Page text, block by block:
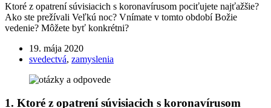
Ktoré z opatrení súvisiacich s koronavírusom pociťujete najťažšie?
Ako ste prežívali Veľkú noc? Vnímate v tomto období Božie
vedenie? Môžete byť konkrétni?
19. mája 2020
svedectvá, zamyslenia
1. Ktoré z opatrení súvisiacich s koronavírusom